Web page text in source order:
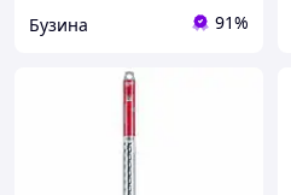
Бузина 91%